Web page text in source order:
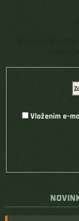
Vložením e-